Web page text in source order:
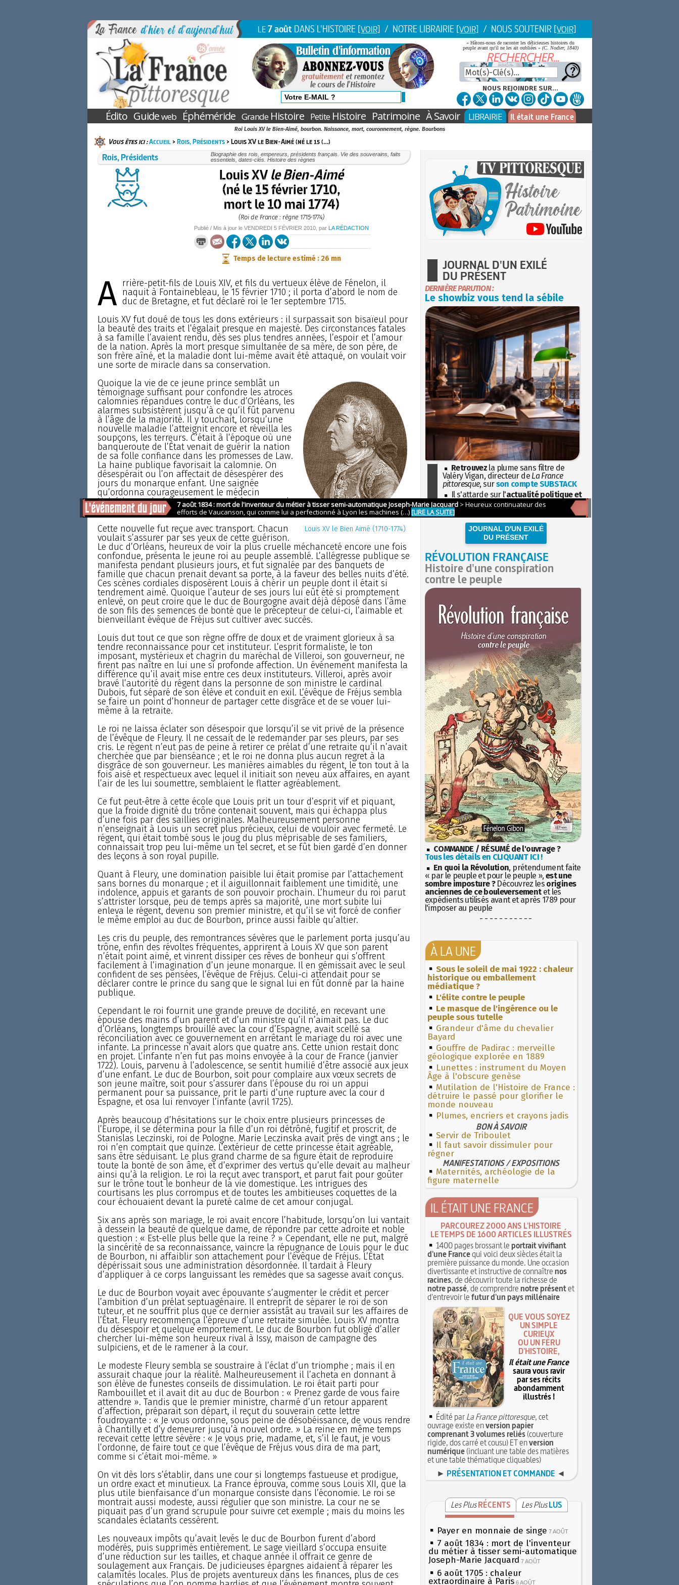
LE7 août DANS L'HISTOIRE [VOIR] / NOTRE LIBRAIRIE [VOIR] / NOUS SOUTENIR [VOIR]
« Hâtons-nous de raconter les délicieuses histoires du
peuple avant qu'il ne les ait oubliées » (C. Nodier, 1840)
NOUS REJOINDRE SUR...
Édito Guideweb Éphéméride GrandeHistoire PetiteHistoire Patrimoine À Savoir LIBRAIRIE Il était une France
Roi Louis XV le Bien-Aimé, bourbon. Naissance, mort, couronnement, règne. Bourbons
Vous êtes ici :Accueil>Rois, Présidents> Louis XV le Bien-Aimé (né le 15 (…)
Rois, Présidents
Biographie des rois, empereurs, présidents français. Vie des souverains, faits
essentiels, dates-clés. Histoire des règnes
Louis XVle Bien-Aimé
(né le 15 février 1710,
mort le 10 mai 1774)
(Roi de France : règne 1715-1774)
Publié / Mis à jour le VENDREDI 5 FÉVRIER 2010 , par LA RÉDACTION
Temps de lecture estimé : 26 mn
A rrière-petit-fils de Louis XIV, et fils du vertueux élève de Fénelon, il
naquit à Fontainebleau, le 15 février 1710 ; il porta d’abord le nom de
duc de Bretagne, et fut déclaré roi le 1er septembre 1715.
Louis XV fut doué de tous les dons extérieurs : il surpassait son bisaïeul pour
la beauté des traits et l’égalait presque en majesté. Des circonstances fatales
à sa famille l’avaient rendu, dès ses plus tendres années, l’espoir et l’amour
de la nation. Après la mort presque simultanée de sa mère, de son père, de
son frère aîné, et la maladie dont lui-même avait été attaqué, on voulait voir
une sorte de miracle dans sa conservation.
Louis XV le Bien Aimé (1710-1774)
Quoique la vie de ce jeune prince semblât un
témoignage suffisant pour confondre les atroces
calomnies répandues contre le duc d’Orléans, les
alarmes subsistèrent jusqu’à ce qu’il fût parvenu
à l’âge de la majorité. Il y touchait, lorsqu’une
nouvelle maladie l’atteignit encore et réveilla les
soupçons, les terreurs. C’était à l’époque où une
banqueroute de l’État venait de guérir la nation
de sa folle confiance dans les promesses de Law.
La haine publique favorisait la calomnie. On
désespérait ou l’on affectait de désespérer des
jours du monarque enfant. Une saignée
qu’ordonna courageusement le médecin
Helvétius, malgré l’avis de ses confrères, sauva les
jours de Louis.
Cette nouvelle fut reçue avec transport. Chacun
voulait s’assurer par ses yeux de cette guérison.
Le duc d’Orléans, heureux de voir la plus cruelle méchanceté encore une fois
confondue, présenta le jeune roi au peuple assemblé. L’allégresse publique se
manifesta pendant plusieurs jours, et fut signalée par des banquets de
famille que chacun prenait devant sa porte, à la faveur des belles nuits d’été.
Ces scènes cordiales disposèrent Louis à chérir un peuple dont il était si
tendrement aimé. Quoique l’auteur de ses jours lui eût été si promptement
enlevé, on peut croire que le duc de Bourgogne avait déjà déposé dans l’âme
de son fils des semences de bonté que le précepteur de celui-ci, l’aimable et
bienveillant évêque de Fréjus sut cultiver avec succès.
Louis dut tout ce que son règne offre de doux et de vraiment glorieux à sa
tendre reconnaissance pour cet instituteur. L’esprit formaliste, le ton
imposant, mystérieux et chagrin du maréchal de Villeroi, son gouverneur, ne
firent pas naître en lui une si profonde affection. Un événement manifesta la
différence qu’il avait mise entre ces deux instituteurs. Villeroi, après avoir
bravé l’autorité du régent dans la personne de son ministre le cardinal
Dubois, fut séparé de son élève et conduit en exil. L’évêque de Fréjus sembla
se faire un point d’honneur de partager cette disgrâce et de se vouer lui-
même à la retraite.
Le roi ne laissa éclater son désespoir que lorsqu’il se vit privé de la présence
de l’évêque de Fleury. Il ne cessait de le redemander par ses pleurs, par ses
cris. Le régent n’eut pas de peine à retirer ce prélat d’une retraite qu’il n’avait
cherchée que par bienséance ; et le roi ne donna plus aucun regret à la
disgrâce de son gouverneur. Les manières aimables du régent, le ton tout à la
fois aisé et respectueux avec lequel il initiait son neveu aux affaires, en ayant
l’air de les lui soumettre, semblaient le flatter agréablement.
Ce fut peut-être à cette école que Louis prit un tour d’esprit vif et piquant,
que la froide dignité du trône contenait souvent, mais qui échappa plus
d’une fois par des saillies originales. Malheureusement personne
n’enseignait à Louis un secret plus précieux, celui de vouloir avec fermeté. Le
régent, qui était tombé sous le joug du plus méprisable de ses familiers,
connaissait trop peu lui-même un tel secret, et se fût bien gardé d’en donner
des leçons à son royal pupille.
Quant à Fleury, une domination paisible lui était promise par l’attachement
sans bornes du monarque ; et il aiguillonnait faiblement une timidité, une
indolence, appuis et garants de son pouvoir prochain. L’humeur du roi parut
s’attrister lorsque, peu de temps après sa majorité, une mort subite lui
enleva le régent, devenu son premier ministre, et qu’il se vit forcé de confier
le même emploi au duc de Bourbon, prince aussi faible qu’altier.
Les cris du peuple, des remontrances sévères que le parlement porta jusqu’au
trône, enfin des révoltes fréquentes, apprirent à Louis XV que son parent
n’était point aimé, et vinrent dissiper ces rêves de bonheur qui s’offrent
facilement à l’imagination d’un jeune monarque. Il en gémissait avec le seul
confident de ses pensées, l’évêque de Fréjus. Celui-ci attendait pour se
déclarer contre le prince du sang que le signal lui en fût donné par la haine
publique.
Cependant le roi fournit une grande preuve de docilité, en recevant une
épouse des mains d’un parent et d’un ministre qu’il n’aimait pas. Le duc
d’Orléans, longtemps brouillé avec la cour d’Espagne, avait scellé sa
réconciliation avec ce gouvernement en arrêtant le mariage du roi avec une
infante. La princesse n’avait alors que quatre ans. Cette union restait donc
en projet. L’infante n’en fut pas moins envoyée à la cour de France (janvier
1722). Louis, parvenu à l’adolescence, se sentit humilié d’être associé aux jeux
d’une enfant. Le duc de Bourbon, soit pour complaire aux vœux secrets de
son jeune maître, soit pour s’assurer dans l’épouse du roi un appui
permanent pour sa puissance, prit le parti d’une rupture avec la cour d
Espagne, et osa lui renvoyer l’infante (avril 1725).
Après beaucoup d’hésitations sur le choix entre plusieurs princesses de
l’Europe, il se détermina pour la fille d’un roi détrôné, fugitif et proscrit, de
Stanislas Leczinski, roi de Pologne. Marie Leczinska avait près de vingt ans ; le
roi n’en comptait que quinze. L’extérieur de cette princesse était agréable,
sans être séduisant. Le plus grand charme de sa figure était de reproduire
toute la bonté de son âme, et d’exprimer des vertus qu’elle devait au malheur
ainsi qu’à la religion. Le roi la reçut avec transport, et parut fait pour goûter
sur le trône tout le bonheur de la vie domestique. Les intrigues des
courtisans les plus corrompus et de toutes les ambitieuses coquettes de la
cour échouaient devant la pureté calme de cet amour conjugal.
Six ans après son mariage, le roi avait encore l’habitude, lorsqu’on lui vantait
à dessein la beauté de quelque dame, de répondre par cette adroite et noble
question : « Est-elle plus belle que la reine ? » Cependant, elle ne put, malgré
la sincérité de sa reconnaissance, vaincre la répugnance de Louis pour le duc
de Bourbon, ni affaiblir son attachement pour l’évêque de Fréjus. L’État
dépérissait sous une administration désordonnée. Il tardait à Fleury
d’appliquer à ce corps languissant les remèdes que sa sagesse avait conçus.
Le duc de Bourbon voyait avec épouvante s’augmenter le crédit et percer
l’ambition d’un prélat septuagénaire. Il entreprit de séparer le roi de son
tuteur, et ne souffrit plus que ce dernier assistât au travail sur les affaires de
l’État. Fleury recommença l’épreuve d’une retraite simulée. Louis XV montra
du désespoir et quelque emportement. Le duc de Bourbon fut obligé d’aller
chercher lui-même son heureux rival à Issy, maison de campagne des
sulpiciens, et de le ramener à la cour.
Le modeste Fleury sembla se soustraire à l’éclat d’un triomphe ; mais il en
assurait chaque jour la réalité. Malheureusement il l’acheta en donnant à
son élève de funestes conseils de dissimulation. Le roi était parti pour
Rambouillet et il avait dit au duc de Bourbon : « Prenez garde de vous faire
attendre ». Tandis que le premier ministre, charmé d’un retour apparent
d’affection, préparait son départ, il reçut du souverain cette lettre
foudroyante : « Je vous ordonne, sous peine de désobéissance, de vous rendre
à Chantilly et d’y demeurer jusqu’à nouvel ordre. » La reine en même temps
recevait cette lettre sévère : « Je vous prie, madame, et, s’il le faut, je vous
l’ordonne, de faire tout ce que l’évêque de Fréjus vous dira de ma part,
comme si c’était moi-même. »
On vit dès lors s’établir, dans une cour si longtemps fastueuse et prodigue,
un ordre exact et minutieux. La France éprouva, comme sous Louis XII, que la
plus utile bienfaisance d’un monarque consiste dans l’économie. Le roi se
montrait aussi modeste, aussi régulier que son ministre. La cour ne se
piquait pas d’un grand scrupule pour suivre cet exemple ; mais du moins les
scandales éclatants cessèrent.
Les nouveaux impôts qu’avait levés le duc de Bourbon furent d’abord
modérés, puis supprimés entièrement. Le sage vieillard s’occupa ensuite
d’une réduction sur les tailles, et chaque année il offrait ce genre de
soulagement aux Français. De judicieuses épargnes aidaient à réparer les
calamités locales. Plus de projets aventureux dans les finances, plus de ces
JOURNAL D'UN EXILÉ
DU PRÉSENT
DERNIÈRE PARUTION :
Le showbiz vous tend la sébile
Retrouvez la plume sans filtre de
Valéry Vigan, directeur de La France
pittoresque, surson compte SUBSTACK
Il s'attarde sur l'actualité politique et
sociétaleavec la hauteur de vue de
l'Histoire
JOURNAL D'UN EXILÉ
DU PRÉSENT
RÉVOLUTION FRANÇAISE
Histoire d'une conspiration
contre le peuple
COMMANDE / RÉSUMÉ de l'ouvrage ?
Tous les détails en CLIQUANT ICI !
En quoi la Révolution, prétendument faite
« par le peuple et pour le peuple », est une
sombre imposture ?Découvrez les origines
anciennes de ce bouleversementet les
expédients utilisés avant et après 1789 pour
l'imposer au peuple
- - - - - - - - - - -
À LA UNE
Sous le soleil de mai 1922 : chaleur
historique ou emballement
médiatique ?
L'élite contre le peuple
Le masque de l'ingérence ou le
peuple sous tutelle
Grandeur d'âme du chevalier
Bayard
Gouffre de Padirac : merveille
géologique explorée en 1889
Lunettes : instrument du Moyen
Âge à l'obscure genèse
Mutilation de l'Histoire de France :
détruire le passé pour glorifier le
monde nouveau
Plumes, encriers et crayons jadis
BON À SAVOIR
Servir de Triboulet
Il faut savoir dissimuler pour
régner
MANIFESTATIONS / EXPOSITIONS
Maternités, archéologie de la
figure maternelle
IL ÉTAIT UNE FRANCE
PARCOUREZ 2000 ANS L'HISTOIRE
LE TEMPS DE 1600 ARTICLES ILLUSTRÉS
1400 pages brossant leportrait vivifiant
d'une Francequi voici deux siècles était la
première puissance du monde. Une occasion
divertissante et instructive de connaîtrenos
racines, de découvrir toute la richesse de
notre passé, de comprendrenotre présentet
d'entrevoir lefutur d'un pays millénaire
QUE VOUS SOYEZ
UN SIMPLE
CURIEUX
OU UN FÉRU
D'HISTOIRE,
Il était une France
saura vous ravir
par ses récits
abondamment
illustrés !
Édité parLa France pittoresque, cet
ouvrage existe enversion papier
comprenant 3 volumes reliés(couverture
rigide, dos carré et cousu) ET enversion
numérique(incluant une table des matières
et une table thématique cliquables)
► PRÉSENTATION ET COMMANDE ◄
Les Plus RÉCENTS Les Plus LUS
Payer en monnaie de singe 7 AOÛT
7 août 1834 : mort de l'inventeur
du métier à tisser semi-automatique
Joseph-Marie Jacquard 7 AOÛT
6 août 1705 : chaleur
extraordinaire à Paris 6 AOÛT